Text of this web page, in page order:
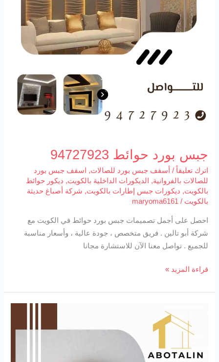
جبس بورد حوائط 94727923
اترك تعليقاً / أسقف جبس بورد للصالات,
اسقف جبس بورد
للصالات بالفروانية, الديكورات الداخلية بالكويت, ديكور حوائط
بالكويت, ديكورات جبس إطارات بالكويت, شركة أصباغ حديثة
بالكويت /
maryoma6161
احصل على أجمل تصميمات جبس بورد حوائط في الكويت مع
شركة أبو تالين . فريق متخصص ، جودة عالية ، وأسعار مناسبة
للجميع . تواصل معنا الآن للاستشارة مجانا
قراءة المزيد »
رخيص
94727923